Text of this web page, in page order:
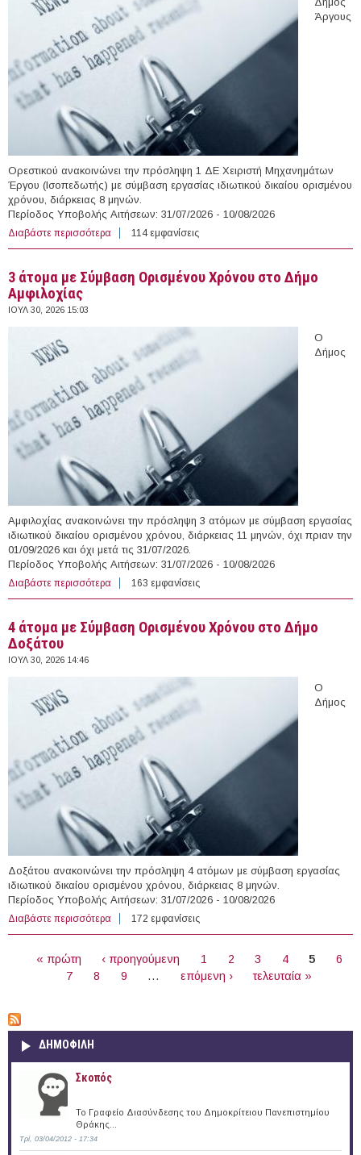
Άργους
Ορεστικού ανακοινώνει την πρόσληψη 1 ΔΕ Χειριστή Μηχανημάτων
Έργου (Ισοπεδωτής) με σύμβαση εργασίας ιδιωτικού δικαίου ορισμένου
χρόνου, διάρκειας 8 μηνών.
Περίοδος Υποβολής Αιτήσεων: 31/07/2026 - 10/08/2026
Διαβάστε περισσότερα για Χειριστής Μηχανημάτων Έργου με Σύμβαση
Ορισμένου Χρόνου στο Δήμο Άργους Ορεστικού
114 εμφανίσεις
3 άτομα με Σύμβαση Ορισμένου Χρόνου στο Δήμο
Αμφιλοχίας
ΙΟΥΛ 30, 2026 15:03
Ο
Δήμος
Αμφιλοχίας ανακοινώνει την πρόσληψη 3 ατόμων με σύμβαση εργασίας
ιδιωτικού δικαίου ορισμένου χρόνου, διάρκειας 11 μηνών, όχι πριαν την
01/09/2026 και όχι μετά τις 31/07/2026.
Περίοδος Υποβολής Αιτήσεων: 31/07/2026 - 10/08/2026
Διαβάστε περισσότερα για 3 άτομα με Σύμβαση Ορισμένου Χρόνου στο Δήμο
Αμφιλοχίας
163 εμφανίσεις
4 άτομα με Σύμβαση Ορισμένου Χρόνου στο Δήμο
Δοξάτου
ΙΟΥΛ 30, 2026 14:46
Ο
Δήμος
Δοξάτου ανακοινώνει την πρόσληψη 4 ατόμων με σύμβαση εργασίας
ιδιωτικού δικαίου ορισμένου χρόνου, διάρκειας 8 μηνών.
Περίοδος Υποβολής Αιτήσεων: 31/07/2026 - 10/08/2026
Διαβάστε περισσότερα για 4 άτομα με Σύμβαση Ορισμένου Χρόνου στο Δήμο
Δοξάτου
172 εμφανίσεις
« πρώτη ‹ προηγούμενη 1 2 3 4 5
6
7
8 9 … επόμενη › τελευταία »
ΔΗΜΟΦΙΛΗ
Σκοπός
Το Γραφείο Διασύνδεσης του Δημοκρίτειου Πανεπιστημίου
Θράκης...
Τρί, 03/04/2012 - 17:34